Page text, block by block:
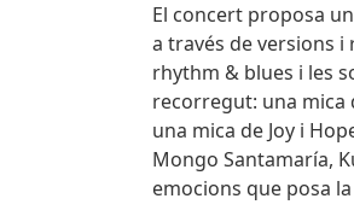
El concert proposa
a través de versions
rhythm & blues i les
recorregut: una mica
una mica de Joy i
Mongo Santamaría,
emocions que posa